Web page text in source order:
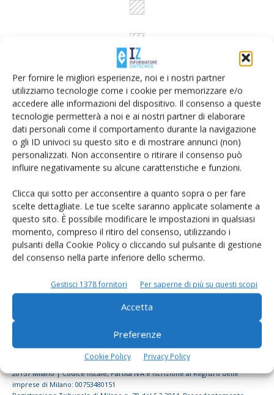
Per fornire le migliori esperienze, noi e i nostri partner
utilizziamo tecnologie come i cookie per memorizzare e/o
accedere alle informazioni del dispositivo. Il consenso a queste
tecnologie permetterà a noi e ai nostri partner di elaborare
dati personali come il comportamento durante la navigazione
o gli ID univoci su questo sito e di mostrare annunci (non)
personalizzati. Non acconsentire o ritirare il consenso può
influire negativamente su alcune caratteristiche e funzioni.
Clicca qui sotto per acconsentire a quanto sopra o per fare
scelte dettagliate. Le tue scelte saranno applicate solamente a
questo sito. È possibile modificare le impostazioni in qualsiasi
momento, compreso il ritiro del consenso, utilizzando i
pulsanti della Cookie Policy o cliccando sul pulsante di gestione
del consenso nella parte inferiore dello schermo.
Gestisci 1378 fornitori Per saperne di più su questi scopi
Accetta
Preferenze
Cookie Policy Privacy Policy
Rimani aggiornato sul mondo
dell’agricoltura
© Tecniche Nuove Spa. Tutti i diritti riservati. Sede legale Via Eritrea 21 -
20157 Milano | Codice fiscale, Partita IVA e Iscrizione al Registro delle
imprese di Milano: 00753480151